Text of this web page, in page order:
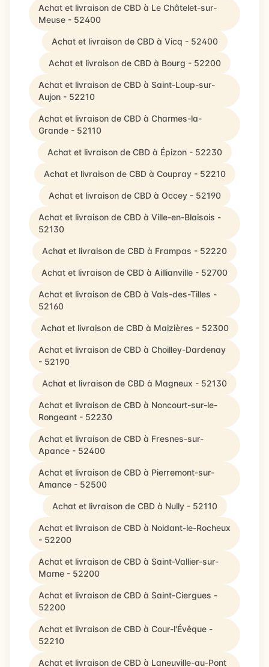
Achat et livraison de CBD à Le Châtelet-sur-
Meuse - 52400
Achat et livraison de CBD à Vicq - 52400
Achat et livraison de CBD à Bourg - 52200
Achat et livraison de CBD à Saint-Loup-sur-
Aujon - 52210
Achat et livraison de CBD à Charmes-la-
Grande - 52110
Achat et livraison de CBD à Épizon - 52230
Achat et livraison de CBD à Coupray - 52210
Achat et livraison de CBD à Occey - 52190
Achat et livraison de CBD à Ville-en-Blaisois -
52130
Achat et livraison de CBD à Frampas - 52220
Achat et livraison de CBD à Aillianville - 52700
Achat et livraison de CBD à Vals-des-Tilles -
52160
Achat et livraison de CBD à Maizières - 52300
Achat et livraison de CBD à Choilley-Dardenay
- 52190
Achat et livraison de CBD à Magneux - 52130
Achat et livraison de CBD à Noncourt-sur-le-
Rongeant - 52230
Achat et livraison de CBD à Fresnes-sur-
Apance - 52400
Achat et livraison de CBD à Pierremont-sur-
Amance - 52500
Achat et livraison de CBD à Nully - 52110
Achat et livraison de CBD à Noidant-le-Rocheux
- 52200
Achat et livraison de CBD à Saint-Vallier-sur-
Marne - 52200
Achat et livraison de CBD à Saint-Ciergues -
52200
Achat et livraison de CBD à Cour-l'Évêque -
52210
Achat et livraison de CBD à Laneuville-au-Pont